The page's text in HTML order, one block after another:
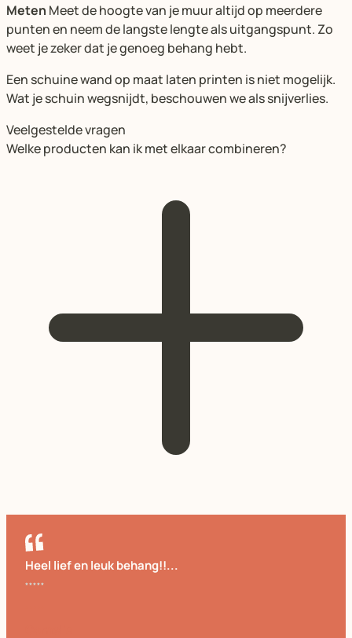
Meten Meet de hoogte van je muur altijd op meerdere
punten en neem de langste lengte als uitgangspunt. Zo
weet je zeker dat je genoeg behang hebt.
Een schuine wand op maat laten printen is niet mogelijk.
Wat je schuin wegsnijdt, beschouwen we als snijverlies.
Veelgestelde vragen
Welke producten kan ik met elkaar combineren?
Heel lief en leuk behang!!...